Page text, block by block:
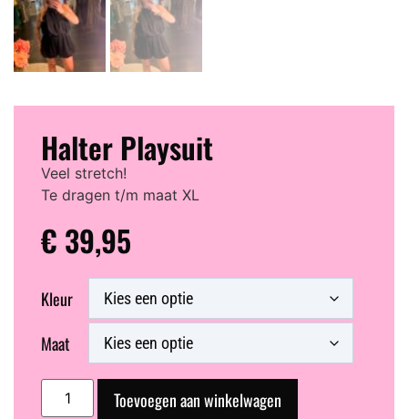
Halter Playsuit
Veel stretch!
Te dragen t/m maat XL
€ 39,95
Kleur
Maat
Toevoegen aan winkelwagen